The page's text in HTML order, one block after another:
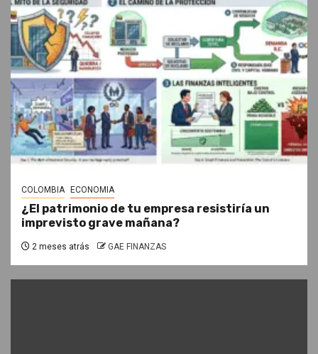
COLOMBIA ECONOMIA
¿El patrimonio de tu empresa resistiría un
imprevisto grave mañana?
2 meses atrás GAE FINANZAS